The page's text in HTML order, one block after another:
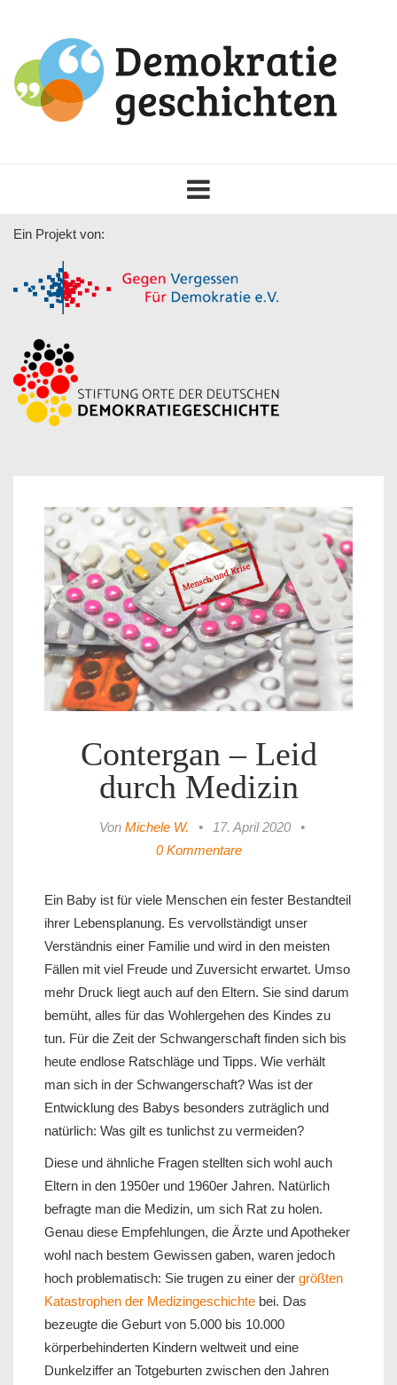
navigation
Ein Projekt von:
Contergan – Leid
durch Medizin
Von Michele W. • 17. April 2020
•
0 Kommentare
Ein Baby ist für viele Menschen ein fester Bestandteil
ihrer Lebensplanung. Es vervollständigt unser
Verständnis einer Familie und wird in den meisten
Fällen mit viel Freude und Zuversicht erwartet. Umso
mehr Druck liegt auch auf den Eltern. Sie sind darum
bemüht, alles für das Wohlergehen des Kindes zu
tun. Für die Zeit der Schwangerschaft finden sich bis
heute endlose Ratschläge und Tipps. Wie verhält
man sich in der Schwangerschaft? Was ist der
Entwicklung des Babys besonders zuträglich und
natürlich: Was gilt es tunlichst zu vermeiden?
Diese und ähnliche Fragen stellten sich wohl auch
Eltern in den 1950er und 1960er Jahren. Natürlich
befragte man die Medizin, um sich Rat zu holen.
Genau diese Empfehlungen, die Ärzte und Apotheker
wohl nach bestem Gewissen gaben, waren jedoch
hoch problematisch: Sie trugen zu einer der größten
Katastrophen der Medizingeschichte bei. Das
bezeugte die Geburt von 5.000 bis 10.000
körperbehinderten Kindern weltweit und eine
Dunkelziffer an Totgeburten zwischen den Jahren